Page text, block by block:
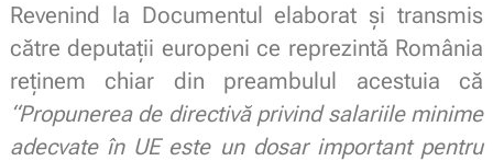
Revenind la Documentul elaborat și transmis
către deputații europeni ce reprezintă România
reținem chiar din preambulul acestuia că
“Propunerea de directivă privind salariile minime
adecvate în UE este un dosar important pentru